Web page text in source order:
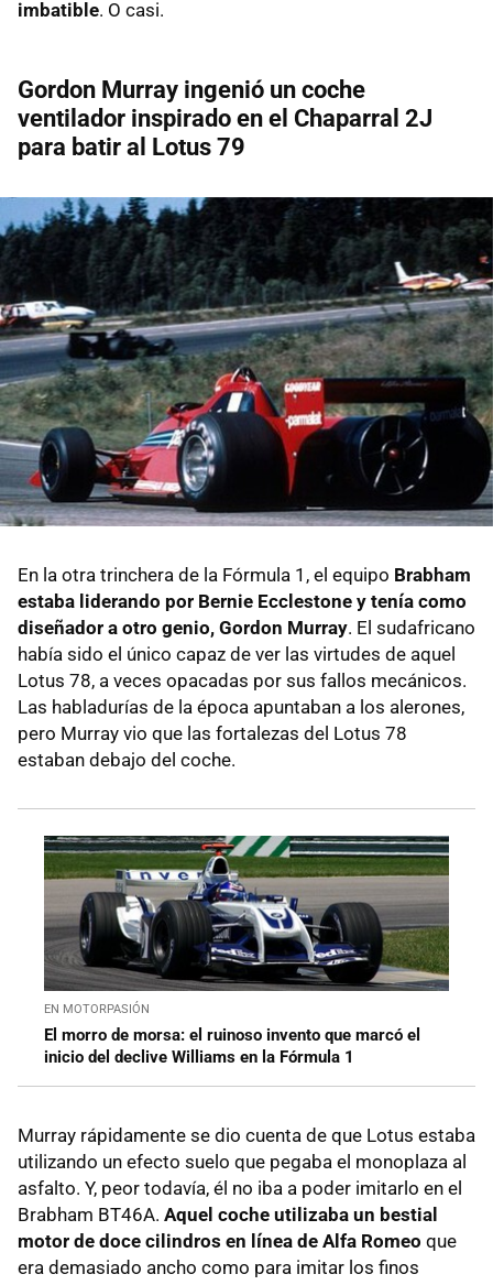
imbatible. O casi.
Gordon Murray ingenió un coche
ventilador inspirado en el Chaparral 2J
para batir al Lotus 79
En la otra trinchera de la Fórmula 1, el equipo Brabham
estaba liderando por Bernie Ecclestone y tenía como
diseñador a otro genio, Gordon Murray. El sudafricano
había sido el único capaz de ver las virtudes de aquel
Lotus 78, a veces opacadas por sus fallos mecánicos.
Las habladurías de la época apuntaban a los alerones,
pero Murray vio que las fortalezas del Lotus 78
estaban debajo del coche.
EN MOTORPASIÓN
El morro de morsa: el ruinoso invento que marcó el
inicio del declive Williams en la Fórmula 1
Murray rápidamente se dio cuenta de que Lotus estaba
utilizando un efecto suelo que pegaba el monoplaza al
asfalto. Y, peor todavía, él no iba a poder imitarlo en el
Brabham BT46A. Aquel coche utilizaba un bestial
motor de doce cilindros en línea de Alfa Romeo que
era demasiado ancho como para imitar los finos